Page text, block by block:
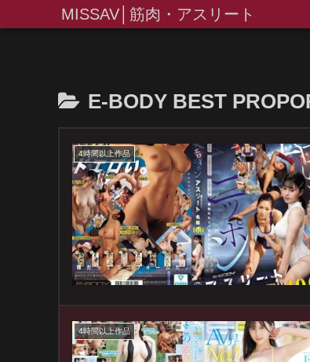
MISSAV│筋肉・アスリート
E-BODY BEST
4時間以上作品
4時間以上作品